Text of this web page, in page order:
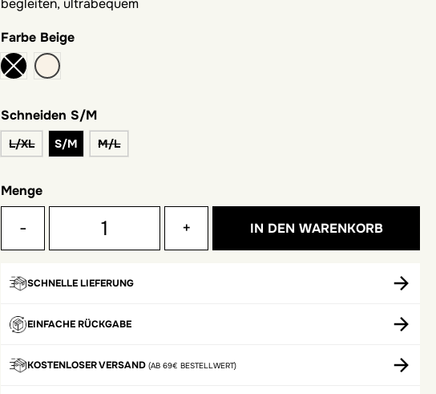
Farbe Beige
Beige
SchneidenS/M
L/XL S/M M/L
Menge
- + IN DEN WARENKORB
SCHNELLE LIEFERUNG
EINFACHE RÜCKGABE
KOSTENLOSER VERSAND (AB 69€ BESTELLWERT)